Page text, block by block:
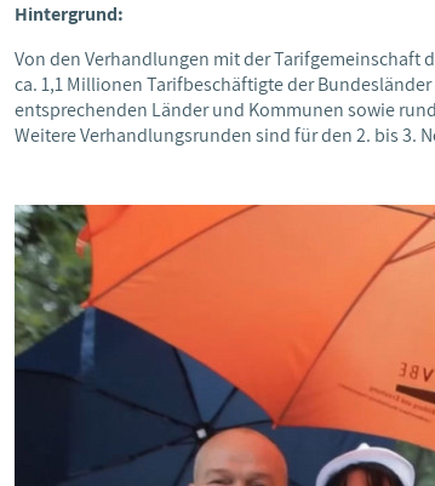
Hintergrund:
Von den Verhandlungen mit der Tarifgemeinschaft
ca. 1,1 Millionen Tarifbeschäftigte der
entsprechenden Länder und Kommunen sowie
Weitere Verhandlungsrunden sind für den 2. bis 3.